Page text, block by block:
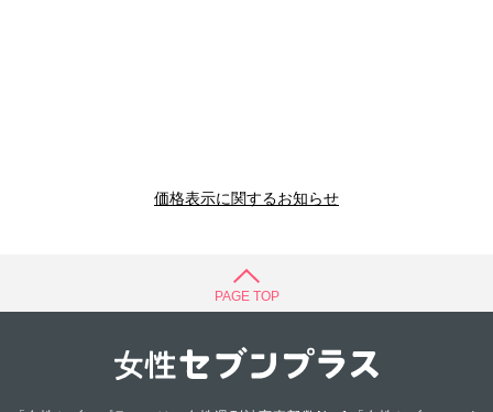
価格表示に関するお知らせ
PAGE TOP